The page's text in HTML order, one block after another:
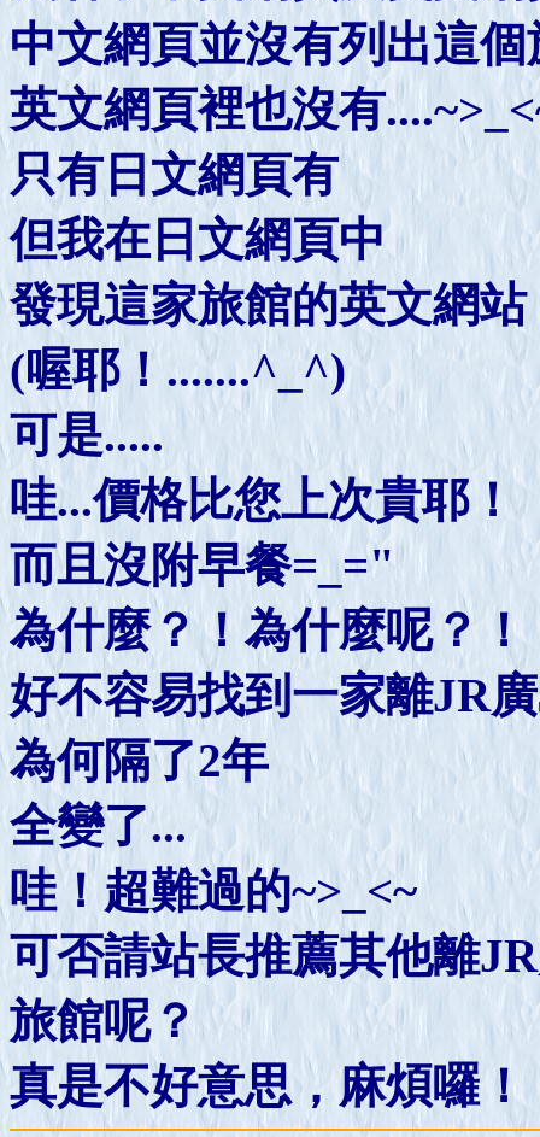
中文網頁並沒有列出這個
英文網頁裡也沒有
只有日文網頁有
但我在日文網頁中
發現這家旅館的英文網站
(喔耶！.......^_^)
可是.....
哇...價格比您上次貴耶！
而且沒附早餐=_="
為什麼？！為什麼呢？！
好不容易找到一家離JR
為何隔了2年
全變了...
哇！超難過的~>_<~
可否請站長推薦其他離
旅館呢？
真是不好意思，麻煩囉！